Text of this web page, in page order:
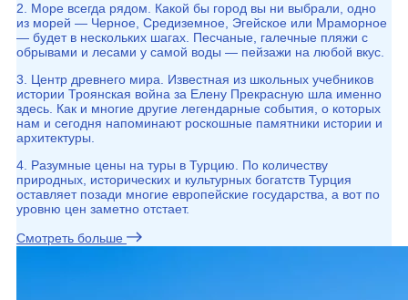
2. Море всегда рядом. Какой бы город вы ни выбрали, одно
из морей — Черное, Средиземное, Эгейское или Мраморное
— будет в нескольких шагах. Песчаные, галечные пляжи с
обрывами и лесами у самой воды — пейзажи на любой вкус.
3. Центр древнего мира. Известная из школьных учебников
истории Троянская война за Елену Прекрасную шла именно
здесь. Как и многие другие легендарные события, о которых
нам и сегодня напоминают роскошные памятники истории и
архитектуры.
4. Разумные цены на туры в Турцию. По количеству
природных, исторических и культурных богатств Турция
оставляет позади многие европейские государства, а вот по
уровню цен заметно отстает.
Смотреть больше